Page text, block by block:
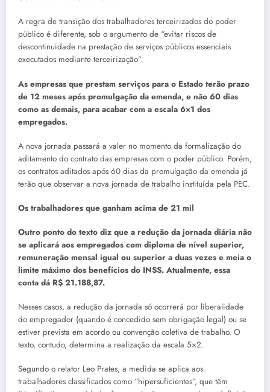
A regra de transição dos trabalhadores terceirizados do poder
público é diferente, sob o argumento de “evitar riscos de
descontinuidade na prestação de serviços públicos essenciais
executados mediante terceirização”.
As empresas que prestam serviços para o Estado terão prazo
de 12 meses após promulgação da emenda, e não 60 dias
como as demais, para acabar com a escala 6×1 dos
empregados.
A nova jornada passará a valer no momento da formalização do
aditamento do contrato das empresas com o poder público. Porém,
os contratos aditados após 60 dias da promulgação da emenda já
terão que observar a nova jornada de trabalho instituída pela PEC.
Os trabalhadores que ganham acima de 21 mil
Outro ponto do texto diz que a redução da jornada diária não
se aplicará aos empregados com diploma de nível superior,
remuneração mensal igual ou superior a duas vezes e meia o
limite máximo dos benefícios do INSS. Atualmente, essa
conta dá R$ 21.188,87.
Nesses casos, a redução da jornada só ocorrerá por liberalidade
do empregador (quando é concedido sem obrigação legal) ou se
estiver prevista em acordo ou convenção coletiva de trabalho. O
texto, contudo, determina a realização da escala 5×2.
Segundo o relator Leo Prates, a medida se aplica aos
trabalhadores classificados como “hipersuficientes”, que têm